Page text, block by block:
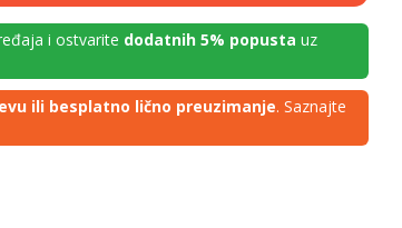
i ostvarite dodatnih 5% popusta uz
ili besplatno lično preuzimanje. Saznajte